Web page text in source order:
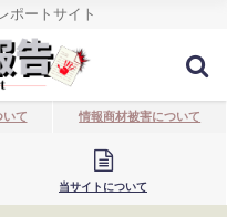
ポートサイト
いて 情報商材被害について
当サイトについて